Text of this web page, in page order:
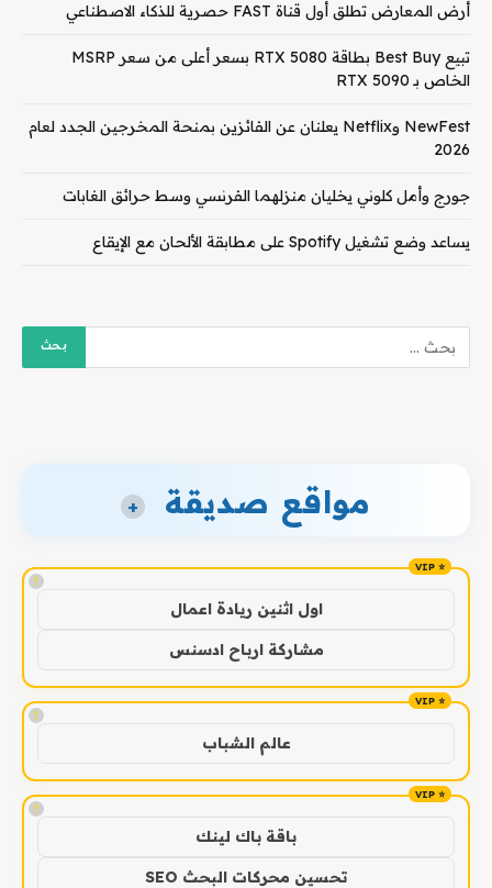
أرض المعارض تطلق أول قناة FAST حصرية للذكاء الاصطناعي
تبيع Best Buy بطاقة RTX 5080 بسعر أعلى من سعر MSRP
الخاص بـ RTX 5090
NewFest وNetflix يعلنان عن الفائزين بمنحة المخرجين الجدد لعام
2026
جورج وأمل كلوني يخليان منزلهما الفرنسي وسط حرائق الغابات
يساعد وضع تشغيل Spotify على مطابقة الألحان مع الإيقاع
مواقع صديقة +
!
اول اثنين ريادة اعمال
مشاركة ارباح ادسنس
!
عالم الشباب
!
باقة باك لينك
تحسين محركات البحث SEO